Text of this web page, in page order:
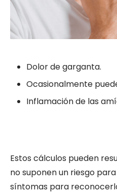
Dolor de garganta.
Ocasionalmente
Inflamación de las
Estos cálculos pueden
no suponen un riesgo
síntomas para